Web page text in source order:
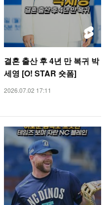
결혼 출산 후 4년 만 복귀 박
세영 [O! STAR 숏폼]
2026.07.02 17:11